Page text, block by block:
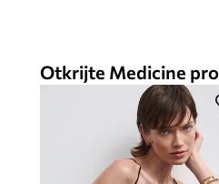
Otkrijte Medicine